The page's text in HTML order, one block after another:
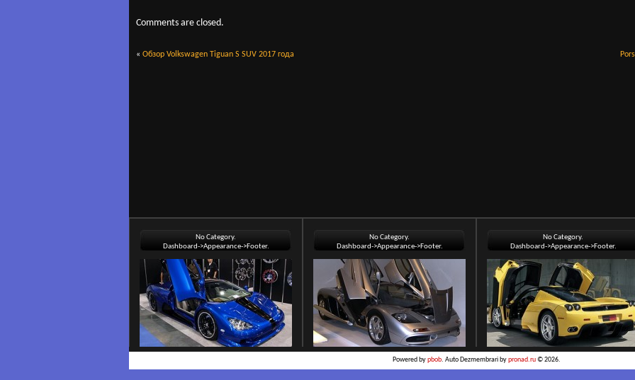
Comments are closed.
« Обзор Volkswagen Tiguan S SUV 2017 года
No Category.
Dashboard->Appearance->Footer.
No Category.
Dashboard->Appearance->Footer.
No Category.
Dashboard->Appearance->Footer.
Powered bypbob. Auto Dezmembrari bypronad.ru© 2026.